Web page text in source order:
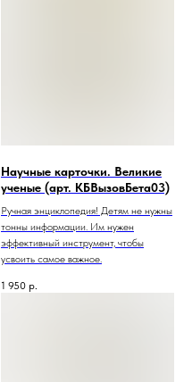
Научные карточки. Великие
ученые (арт. КБВызовБета03)
Ручная энциклопедия! Детям не нужны
тонны информации. Им нужен
эффективный инструмент, чтобы
усвоить самое важное.
1 950 р.